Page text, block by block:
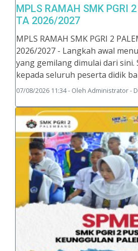
MPLS RAMAH SMK PGRI
TA 2026/2027
MPLS RAMAH SMK PGRI 2
2026/2027 - Langkah awal
yang gemilang dimulai dari sini.
kepada seluruh peserta didik
07/08/2026 11:34 - Oleh Administrator -